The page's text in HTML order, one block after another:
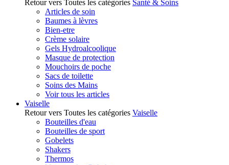
Retour vers Toutes les catégories Santé & Soins
Articles de soin
Baumes à lèvres
Bien-etre
Crème solaire
Gels Hydroalcoolique
Masque de protection
Mouchoirs de poche
Sacs de toilette
Soins des Mains
Voir tous les articles
Vaiselle
Retour vers Toutes les catégories Vaiselle
Bouteilles d'eau
Bouteilles de sport
Gobelets
Shakers
Thermos